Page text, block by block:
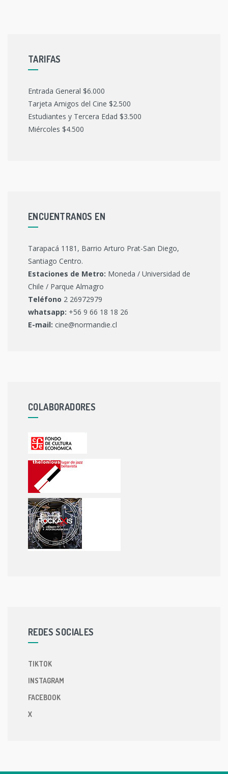
TARIFAS
Entrada General $6.000
Tarjeta Amigos del Cine $2.500
Estudiantes y Tercera Edad $3.500
Miércoles $4.500
ENCUENTRANOS EN
Tarapacá 1181, Barrio Arturo Prat-San Diego,
Santiago Centro.
Estaciones de Metro: Moneda / Universidad de
Chile / Parque Almagro
Teléfono 2 26972979
whatsapp: +56 9 66 18 18 26
E-mail: cine@normandie.cl
COLABORADORES
REDES SOCIALES
TIKTOK
INSTAGRAM
FACEBOOK
X